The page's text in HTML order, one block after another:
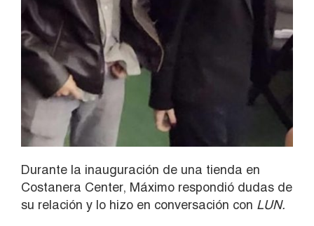
Durante la inauguración de una tienda en
Costanera Center, Máximo respondió dudas de
su relación y lo hizo en conversación con LUN.